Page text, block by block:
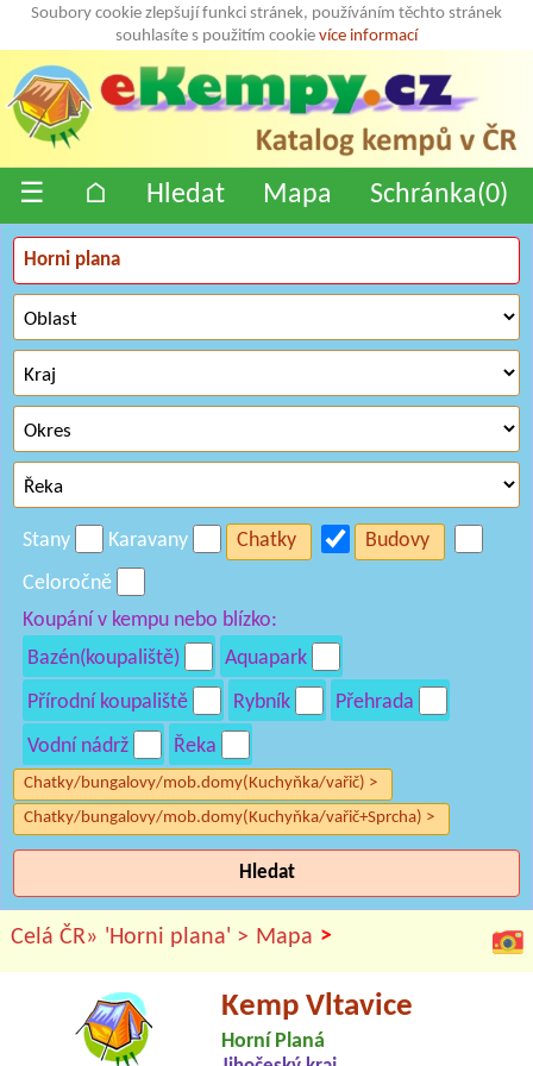
Soubory cookie zlepšují funkci stránek, používáním těchto stránek
souhlasíte s použitím cookie více informací
☰ ⌂ Hledat Mapa Schránka(0)
Stany Karavany Chatky
Budovy
Celoročně
Koupání v kempu nebo blízko:
Bazén(koupaliště)
Aquapark
Přírodní koupaliště
Rybník
Přehrada
Vodní nádrž
Řeka
Chatky/bungalovy/mob.domy(Kuchyňka/vařič) >
Chatky/bungalovy/mob.domy(Kuchyňka/vařič+Sprcha) >
Hledat
Celá ČR» 'Horni plana' > Mapa >
Kemp Vltavice
Horní Planá